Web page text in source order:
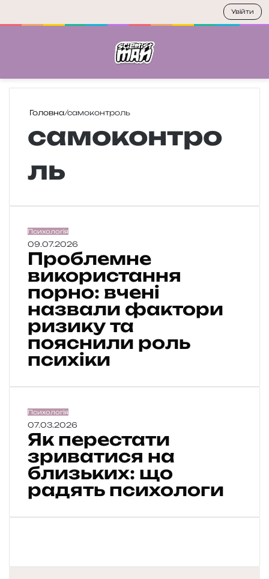
Головна/самоконтроль
самоконтро
ль
П
р
о
л
е
м
е
в
и
и
с
т
а
н
н
п
Психологія
09.07.2026
Проблемне
використання
порно: вчені
назвали фактори
ризику та
пояснили роль
психіки
Я
к
п
р
е
с
т
Психологія
07.03.2026
Як перестати
зриватися на
близьких: що
радять психологи
Увійти